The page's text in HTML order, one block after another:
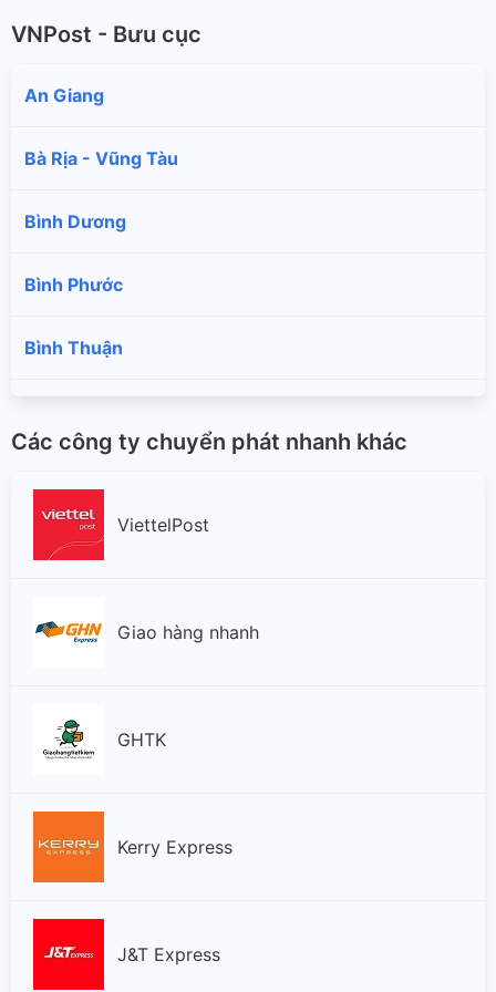
VNPost - Bưu cục
An Giang
Bà Rịa - Vũng Tàu
Bình Dương
Bình Phước
Bình Thuận
Bắc Giang
Bến Tre
Cà Mau
Cần Thơ
Các công ty chuyển phát nhanh khác
ViettelPost
Giao hàng nhanh
GHTK
Kerry Express
J&T Express